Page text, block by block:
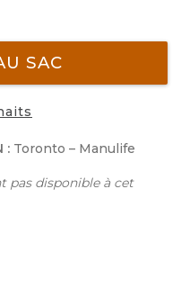
SAC
: Toronto – Manulife
pas disponible à cet